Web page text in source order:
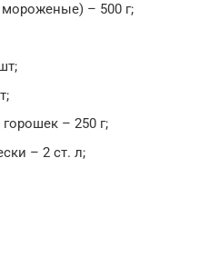
– 500 г;
– 250 г;
– 2 ст. л;